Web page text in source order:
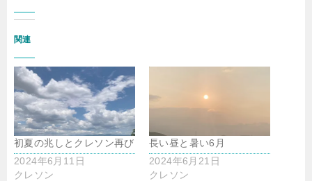
関連
初夏の兆しとクレソン再び
2024年6月11日
クレソン
長い昼と暑い6月
2024年6月21日
クレソン